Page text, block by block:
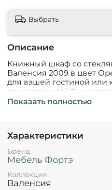
Выбрать
Описание
Книжный шкаф со
Валенсия 2009 в цвет
для вашей гостиной или
из массива, МДФ и
из стекла высокого
квартиры или дома.
Дверца книжного шкафа
сторону.
Показать полностью
Характеристики
Бренд
Мебель Фортэ
Коллекция
Валенсия